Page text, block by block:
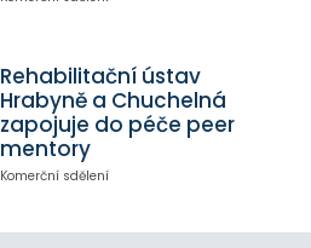
Rehabilitační ústav
Hrabyně a Chuchelná
zapojuje do péče peer
mentory
Komerční sdělení